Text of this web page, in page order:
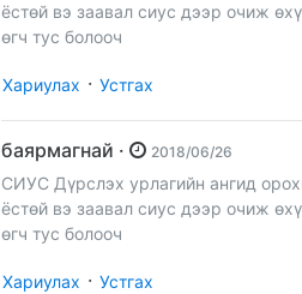
ёстөй вэ заавал сиус дээр очиж өхүү эсвэл аймагта өгөх ёстой юу хэлж
өгч тус болооч
Хариулах · Устгах
баярмагнай · 2018/06/26
СИУС Дүрслэх урлагийн ангид
ёстөй вэ заавал сиус дээр очиж өхүү эсвэл аймагта өгөх ёстой юу хэлж
өгч тус болооч
Хариулах · Устгах